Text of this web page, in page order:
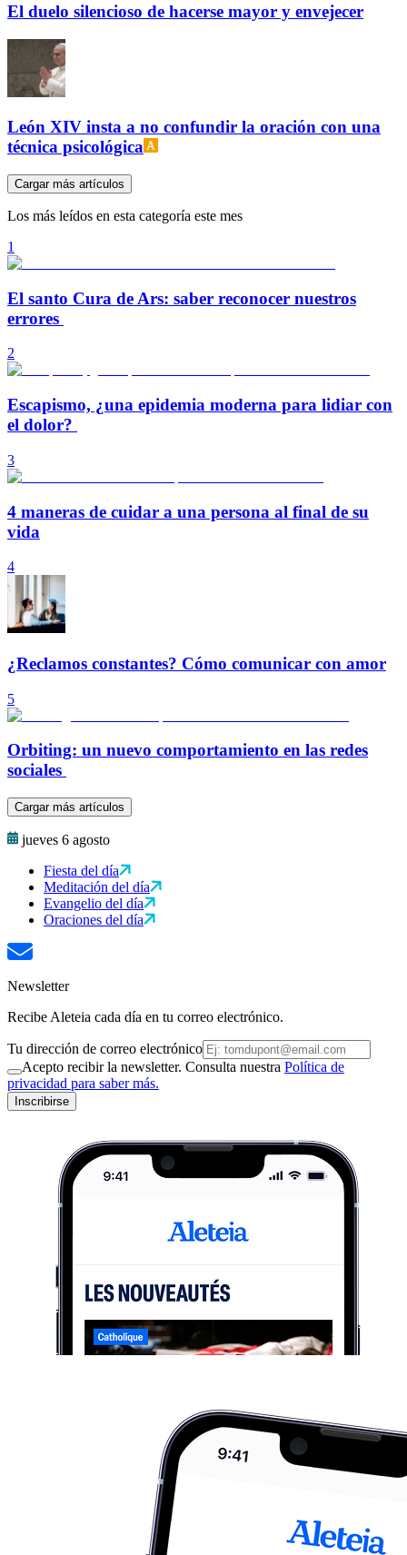
El duelo silencioso de hacerse mayor y envejecer
León XIV insta a no confundir la oración con una
técnica psicológica
Cargar más artículos
Los más leídos en esta categoría este mes
1
El santo Cura de Ars: saber reconocer nuestros
errores
2
Escapismo, ¿una epidemia moderna para lidiar con
el dolor?
3
4 maneras de cuidar a una persona al final de su
vida
4
¿Reclamos constantes? Cómo comunicar con amor
5
Orbiting: un nuevo comportamiento en las redes
sociales
Cargar más artículos
jueves 6 agosto
Fiesta del día
Meditación del día
Evangelio del día
Oraciones del día
Newsletter
Recibe Aleteia cada día en tu correo electrónico.
Tu dirección de correo electrónico
Acepto recibir la newsletter. Consulta nuestra Política de
privacidad para saber más.
Inscribirse